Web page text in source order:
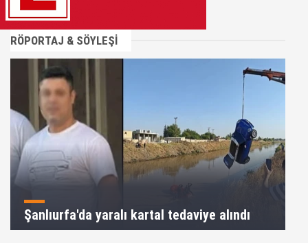
RÖPORTAJ & SÖYLEŞİ
Şanlıurfa'da yaralı kartal tedaviye alındı